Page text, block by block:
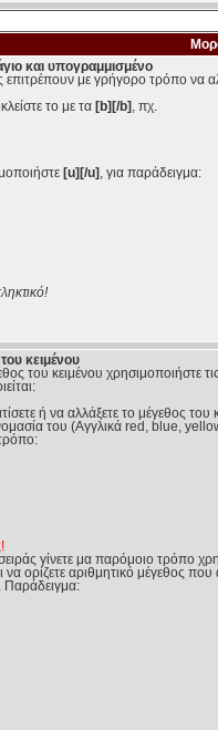
και υπογραμμισμένο
επιτρέπουν με γρήγορο τρόπο
το με τα [b][/b]
, πχ.
[u][/u]
, για παράδειγμα:
κειμένου
του κειμένου χρησιμοποιήστε
ή να αλλάξετε το μέγεθος του
του (Αγγλικά red, blue,
γίνετε μα παρόμοιο τρόπο
ορίζετε αριθμητικό μέγεθος που
Παράδειγμα: